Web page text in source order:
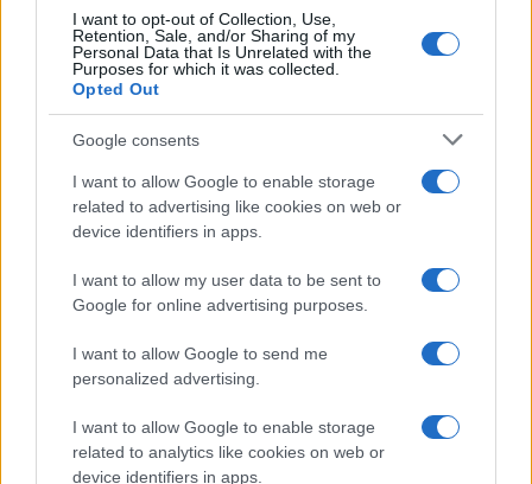
I want to opt-out of Collection, Use,
Retention, Sale, and/or Sharing of my
Personal Data that Is Unrelated with the
Purposes for which it was collected.
Opted Out
Google consents
I want to allow Google to enable storage
related to advertising like cookies on web or
device identifiers in apps.
I want to allow my user data to be sent to
Google for online advertising purposes.
I want to allow Google to send me
personalized advertising.
I want to allow Google to enable storage
related to analytics like cookies on web or
device identifiers in apps.
Lgbtq News
Investeren 24
NL Newz